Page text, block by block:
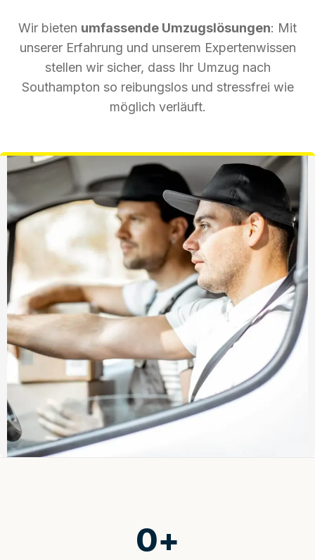
Wir bieten umfassende Umzugslösungen: Mit
unserer Erfahrung und unserem Expertenwissen
stellen wir sicher, dass Ihr Umzug nach
Southampton so reibungslos und stressfrei wie
möglich verläuft.
0+